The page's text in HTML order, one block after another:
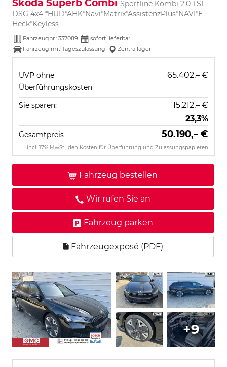
Skoda Superb Combi Sportline Kombi 2.0 TSI
DSG 4x4 *HUD*AHK*Navi*Matrix*AssistenzPlus*NAVI*E-
Heck*Keyless
Fahrzeugnr.: 337089
sofort lieferbar
Fahrzeug mit Tageszulassung
Zentrallager
UVP ohne
Überführungskosten
65.402,– €
Sie sparen:
15.212,– €
23,3%
Gesamtpreis 50.190,– €
incl. 17% MwSt., den Kosten für Überführung und Zulassungspapieren
Fahrzeug bestellen
Wir rufen Sie an
Fahrzeug parken
Fahrzeugexposé (PDF)
+9